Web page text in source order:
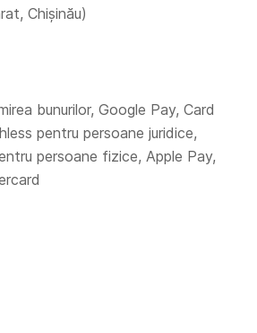
Chișinău)
bunurilor, Google Pay, Card
pentru persoane juridice,
persoane fizice, Apple Pay,